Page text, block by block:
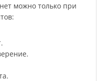
можно только при